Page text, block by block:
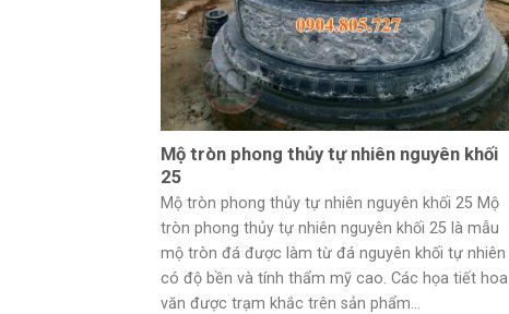
Mộ tròn phong thủy tự nhiên nguyên khối
25
Mộ tròn phong thủy tự nhiên nguyên khối 25 Mộ
tròn phong thủy tự nhiên nguyên khối 25 là mẫu
mộ tròn đá được làm từ đá nguyên khối tự nhiên
có độ bền và tính thẩm mỹ cao. Các họa tiết hoa
văn được trạm khắc trên sản phẩm...